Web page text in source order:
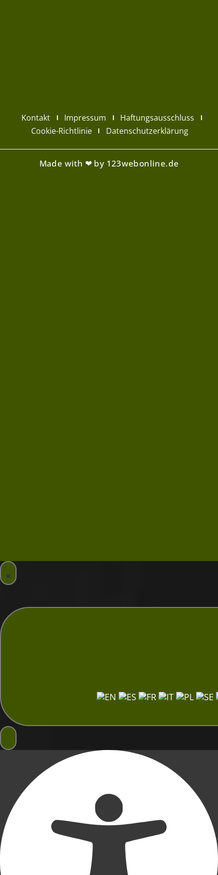
Kontakt Impressum
Haftungsausschluss
Cookie-Richtlinie
Datenschutzerklärung
Made with ❤ by 123webonline.de